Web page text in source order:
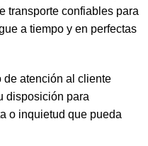
transporte confiables para
a tiempo y en perfectas
de atención al cliente
disposición para
o inquietud que pueda